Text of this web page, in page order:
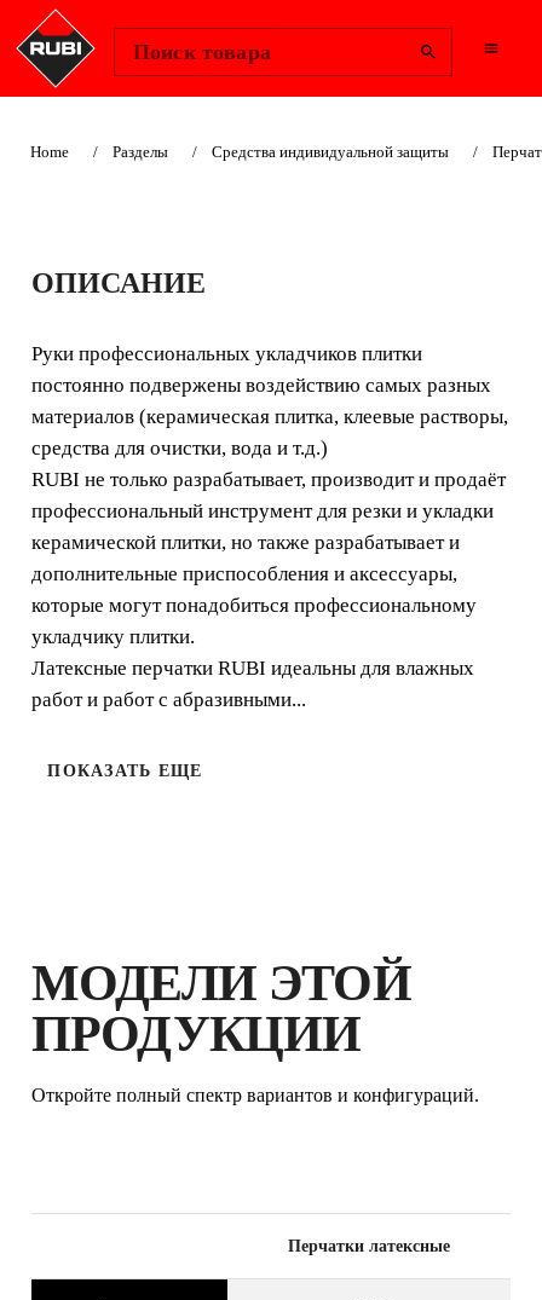
Поиск товара
Home Разделы Средства индивидуальной защиты
ПЕРЧАТКИ
ЛАТЕКСНЫЕ
Руки профессиональных укладчиков плитки
постоянно подвержены воздействию самых разных
материалов (керамическая плитка, клеевые растворы,
средства для очистки, вода и т.д.)
ОПИСАНИЕ
Руки профессиональных укладчиков плитки
постоянно подвержены воздействию самых разных
материалов (керамическая плитка, клеевые растворы,
средства для очистки, вода и т.д.)
RUBI не только разрабатывает, производит и продаёт
профессиональный инструмент для резки и укладки
керамической плитки, но также разрабатывает и
дополнительные приспособления и аксессуары,
которые могут понадобиться профессиональному
укладчику плитки.
Латексные перчатки RUBI идеальны для влажных
работ и работ с абразивными...
ПОКАЗАТЬ ЕЩЕ
МОДЕЛИ ЭТОЙ
ПРОДУКЦИИ
Откройте полный спектр вариантов и конфигураций.
Перчатки латексные